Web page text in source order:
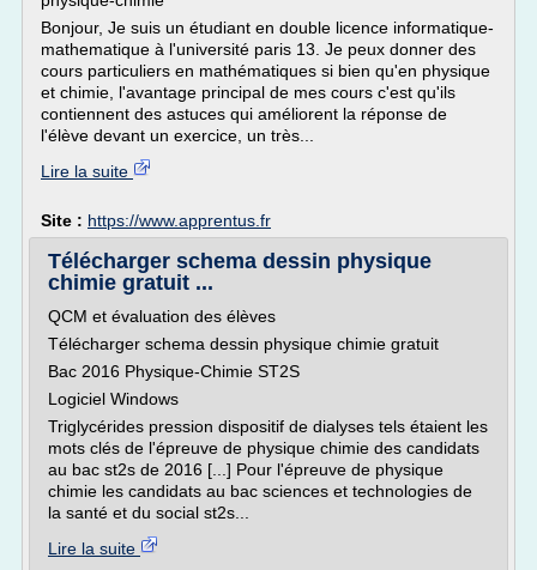
Bonjour, Je suis un étudiant en double licence informatique-
mathematique à l'université paris 13. Je peux donner des
cours particuliers en mathématiques si bien qu'en physique
et chimie, l'avantage principal de mes cours c'est qu'ils
contiennent des astuces qui améliorent la réponse de
l'élève devant un exercice, un très...
Lire la suite
Site : https://www.apprentus.fr
Télécharger schema dessin physique
chimie gratuit ...
QCM et évaluation des élèves
Télécharger schema dessin physique chimie gratuit
Bac 2016 Physique-Chimie ST2S
Logiciel Windows
Triglycérides pression dispositif de dialyses tels étaient les
mots clés de l'épreuve de physique chimie des candidats
au bac st2s de 2016 [...] Pour l'épreuve de physique
chimie les candidats au bac sciences et technologies de
la santé et du social st2s...
Lire la suite